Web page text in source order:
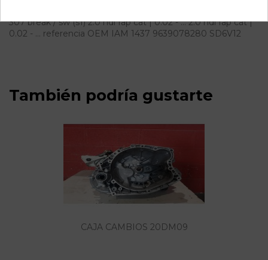
307 break / sw (s1) 2.0 hdi fap cat | 0.02 - ... 2.0 hdi fap cat |
0.02 - ... referencia OEM IAM 1437 9639078280 SD6V12
También podría gustarte
CAJA CAMBIOS 20DM09